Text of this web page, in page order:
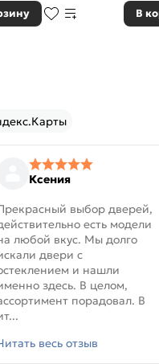
В
Ксения
выбор дверей,
есть модели
любой вкус. Мы долго
двери с
и нашли
здесь. В целом,
порадовал. В
весь отзыв